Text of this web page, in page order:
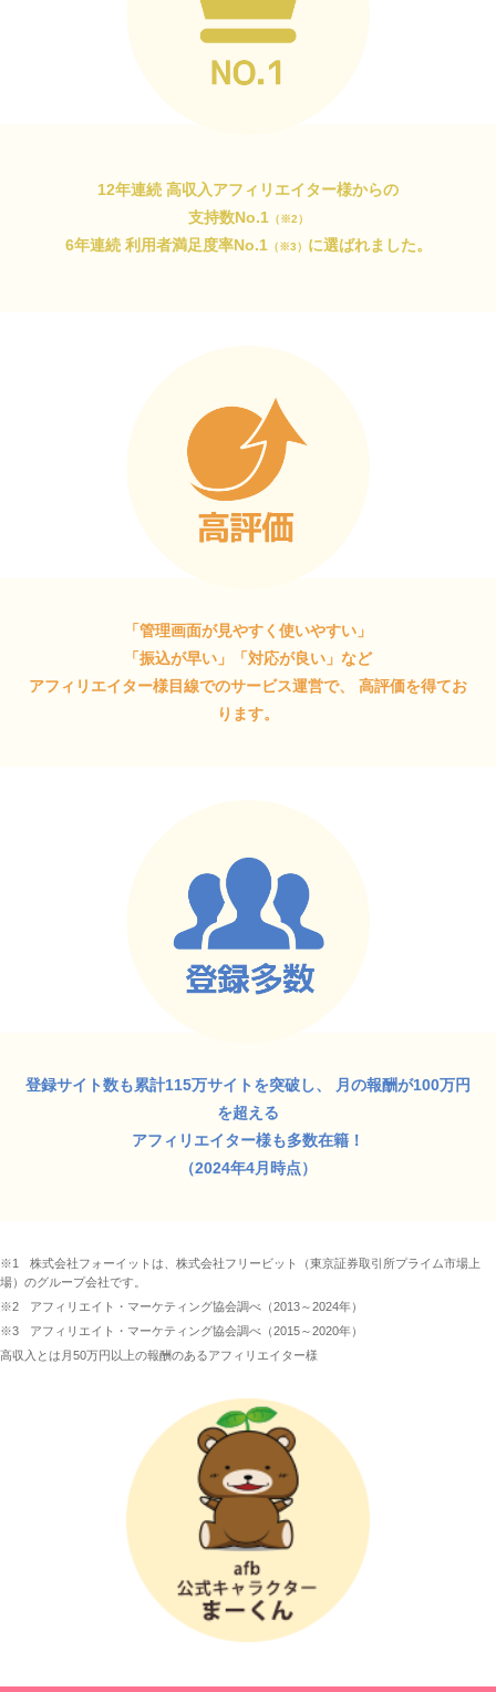
12年連続 高収入アフィリエイター様からの
支持数No.1（※2）
6年連続 利用者満足度率No.1（※3） に選ばれました。
「管理画面が見やすく使いやすい」
「振込が早い」「対応が良い」など
アフィリエイター様目線でのサービス運営で、
高評価を得てお
ります。
登録サイト数も累計115万サイトを突破し、
月の報酬が100万円
を超える
アフィリエイター様も多数在籍！
（2024年4月時点）
※1
株式会社フォーイットは、株式会社フリービット（東京証券取引所プライム市場上
場）のグループ会社です。
※2
アフィリエイト・マーケティング協会調べ（2013～2024年）
※3
アフィリエイト・マーケティング協会調べ（2015～2020年）
高収入とは月50万円以上の報酬のあるアフィリエイター様